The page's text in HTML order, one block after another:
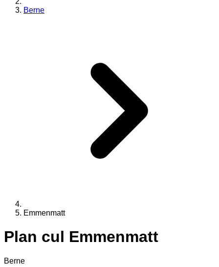
Berne
Emmenmatt
Plan cul Emmenmatt
Berne